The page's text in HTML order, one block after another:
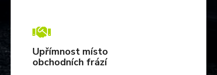

Upřímnost místo
obchodních frází